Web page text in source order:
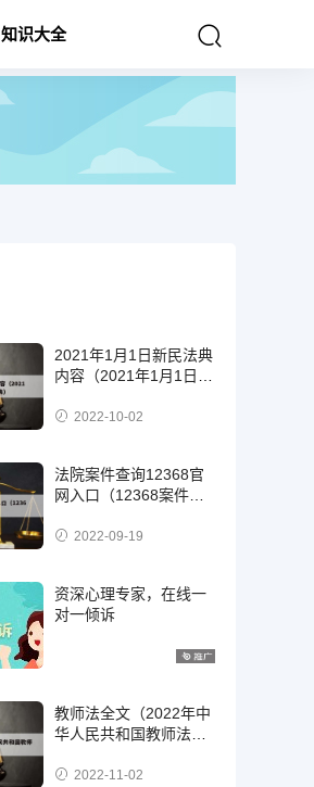
知识大全
2021年1月1日新民法典
内容（2021年1月1日正
2022-10-02
法院案件查询12368官
网入口（12368案件查
2022-09-19
资深心理专家，在线一
对一倾诉
教师法全文（2022年中
华人民共和国教师法全
2022-11-02